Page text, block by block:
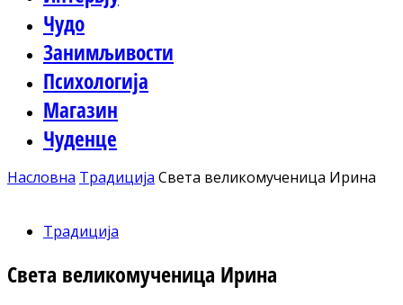
Чудо
Занимљивости
Психологија
Магазин
Чуденце
Насловна Традиција Света великомученица Ирина
Традиција
Света великомученица Ирина